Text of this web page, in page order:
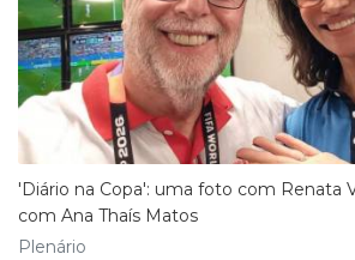
'Diário na Copa': uma foto com Renata
com Ana Thaís Matos
Plenário